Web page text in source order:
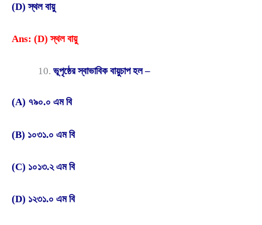
(D) স্থল বায়ু
Ans: (D) স্থল বায়ু
ভূপৃষ্ঠের স্বাভাবিক বায়ুচাপ হল –
(A) ৭৯০.০ এম বি
(B) ১০৩১.০ এম বি
(C) ১০১৩.২ এম বি
(D) ১২৩১.০ এম বি